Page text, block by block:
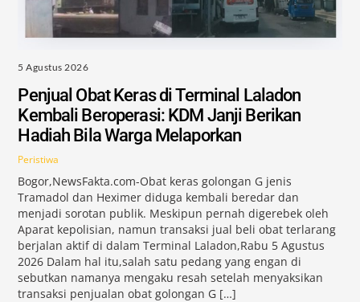
5 Agustus 2026
Penjual Obat Keras di Terminal Laladon
Kembali Beroperasi: KDM Janji Berikan
Hadiah Bila Warga Melaporkan
Peristiwa
Bogor,NewsFakta.com-Obat keras golongan G jenis
Tramadol dan Heximer diduga kembali beredar dan
menjadi sorotan publik. Meskipun pernah digerebek oleh
Aparat kepolisian, namun transaksi jual beli obat terlarang
berjalan aktif di dalam Terminal Laladon,Rabu 5 Agustus
2026 Dalam hal itu,salah satu pedang yang engan di
sebutkan namanya mengaku resah setelah menyaksikan
transaksi penjualan obat golongan G […]